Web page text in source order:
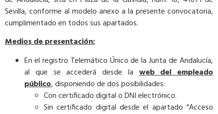
Sevilla, conforme al modelo anexo a la presente convocatoria,
cumplimentado en todos sus apartados.
Medios de presentación:
En el registro Telemático Único de la Junta de Andalucía,
al que se accederá desde laweb del empleado
público, disponiendo de dos posibilidades:
Con certificado digital o DNI electrónico.
Sin certificado digital desde el apartado “Acceso